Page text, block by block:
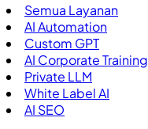
Semua Layanan
AI Automation
Custom GPT
AI Corporate Training
Private LLM
White Label AI
AI SEO